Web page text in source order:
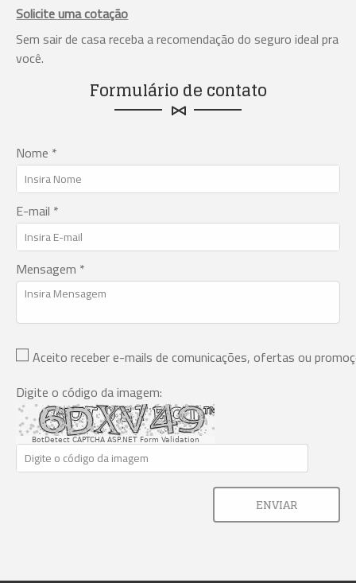
Solicite uma cotação
Sem sair de casa receba a recomendação do seguro ideal pra
você.
Formulário de contato
Nome *
E-mail *
Mensagem *
Aceito receber e-mails de comunicações, ofertas ou
Digite o código da imagem:
BotDetect CAPTCHA ASP.NET Form Validation
ENVIAR